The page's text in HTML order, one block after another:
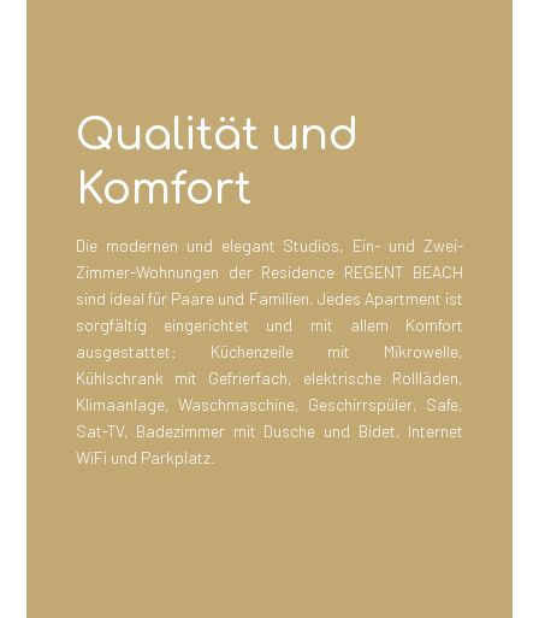
Qualität und
Komfort
Die modernen und elegant Studios, Ein- und Zwei-
Zimmer-Wohnungen der Residence REGENT BEACH
sind ideal für Paare und Familien. Jedes Apartment ist
sorgfältig eingerichtet und mit allem Komfort
ausgestattet: Küchenzeile mit Mikrowelle,
Kühlschrank mit Gefrierfach, elektrische Rollläden,
Klimaanlage, Waschmaschine, Geschirrspüler, Safe,
Sat-TV, Badezimmer mit Dusche und Bidet, Internet
WiFi und Parkplatz.